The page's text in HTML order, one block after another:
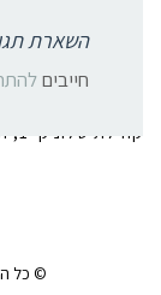
השארת
חייבים
צרו קשר:
קהילת סלוניקי 1, תל אביב |
© כל